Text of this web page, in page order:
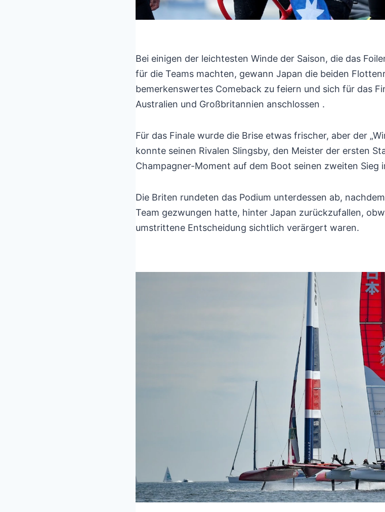
Bei einigen der leichtesten Winde der Saison, die das
für die Teams machten, gewann Japan die beiden
bemerkenswertes Comeback zu feiern und sich für das
Australien und Großbritannien anschlossen .
Für das Finale wurde die Brise etwas frischer, aber der
konnte seinen Rivalen Slingsby, den Meister der ersten
Champagner-Moment auf dem Boot seinen zweiten Sieg
Die Briten rundeten das Podium unterdessen ab,
Team gezwungen hatte, hinter Japan zurückzufallen,
umstrittene Entscheidung sichtlich verärgert waren.